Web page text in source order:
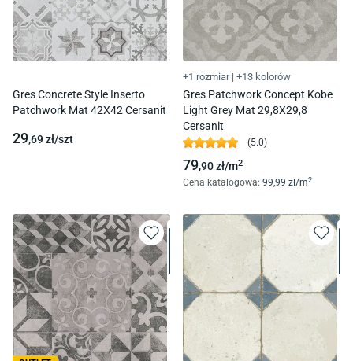
Gres Concrete Style Inserto
Patchwork Mat 42X42 Cersanit
29,69zł/szt
+1 rozmiar | +13 kolorów
Gres Patchwork Concept Kobe
Light Grey Mat 29,8X29,8
Cersanit
(5.0)
79,90zł/m2
Cena katalogowa: 99,99 zł/m2